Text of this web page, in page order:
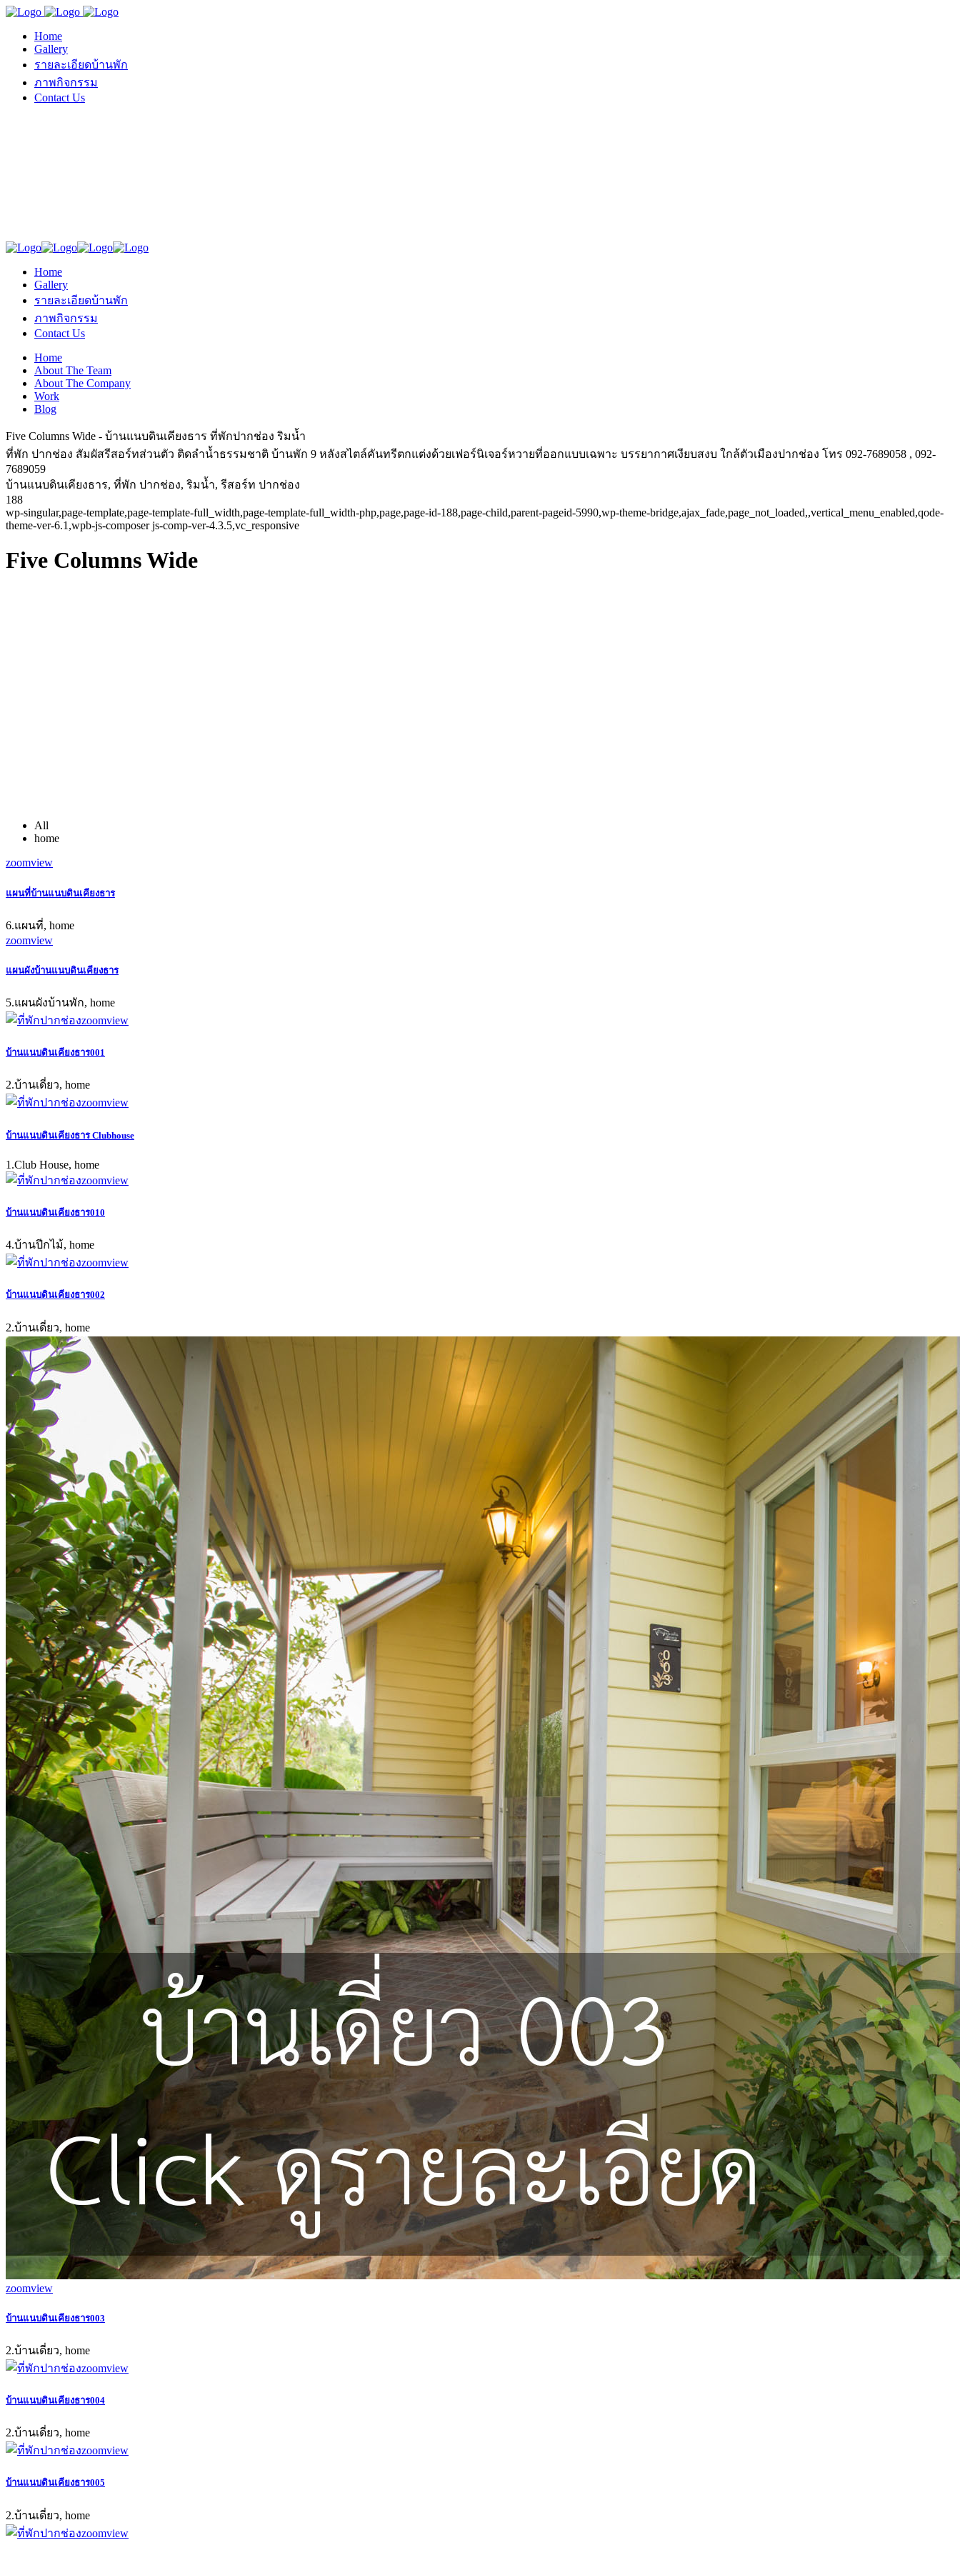
Home
Gallery
รายละเอียดบ้านพัก
ภาพกิจกรรม
Contact Us
Home
Gallery
รายละเอียดบ้านพัก
ภาพกิจกรรม
Contact Us
Home
About The Team
About The Company
Work
Blog
Five Columns Wide - บ้านแนบดินเคียงธาร ที่พักปากช่อง ริมน้ำ
ที่พัก ปากช่อง สัมผัสรีสอร์ทส่วนตัว ติดลำน้ำธรรมชาติ บ้านพัก 9 หลังสไตล์คันทรีตกแต่งด้วยเฟอร์นิเจอร์หวายที่ออกแบบเฉพาะ บรรยากาศเงียบสงบ ใกล้ตัวเมืองปากช่อง โทร 092-7689058 , 092-
7689059
บ้านแนบดินเคียงธาร, ที่พัก ปากช่อง, ริมน้ำ, รีสอร์ท ปากช่อง
188
wp-singular,page-template,page-template-full_width,page-template-full_width-php,page,page-id-188,page-child,parent-pageid-5990,wp-theme-bridge,ajax_fade,page_not_loaded,,vertical_menu_enabled,qode-
theme-ver-6.1,wpb-js-composer js-comp-ver-4.3.5,vc_responsive
Five Columns Wide
All
home
zoomview
แผนที่บ้านแนบดินเคียงธาร
6.แผนที่, home
zoomview
แผนผังบ้านแนบดินเคียงธาร
5.แผนผังบ้านพัก, home
zoomview
บ้านแนบดินเคียงธาร001
2.บ้านเดี่ยว, home
zoomview
บ้านแนบดินเคียงธาร Clubhouse
1.Club House, home
zoomview
บ้านแนบดินเคียงธาร010
4.บ้านปีกไม้, home
zoomview
บ้านแนบดินเคียงธาร002
2.บ้านเดี่ยว, home
zoomview
บ้านแนบดินเคียงธาร003
2.บ้านเดี่ยว, home
zoomview
บ้านแนบดินเคียงธาร004
2.บ้านเดี่ยว, home
zoomview
บ้านแนบดินเคียงธาร005
2.บ้านเดี่ยว, home
zoomview